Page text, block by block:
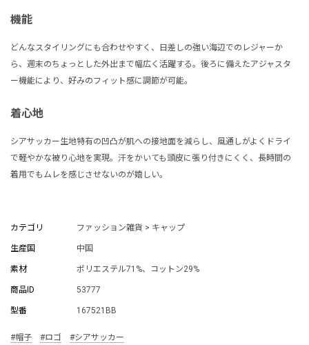
機能
どんなスタイリングにも合わせやすく、日差しの強い海辺でのレジャーか
ら、週末のちょっとした外出まで幅広く活躍する。後ろに備えたアジャスタ
ー機能により、好みのフィット感に調節が可能。
着心地
シアサッカー生地特有の凹凸が肌への接地面を減らし、風通しがよくドライ
で軽やかな被り心地を実現。汗をかいても頭皮に張り付きにくく、長時間の
着用でもムレを感じさせないのが嬉しい。
カテゴリ ファッション雑貨 > キャップ
生産国 中国
素材 ポリエステル71%、コットン29%
商品ID 53777
型番 167521BB
#帽子 #ロゴ #シアサッカー